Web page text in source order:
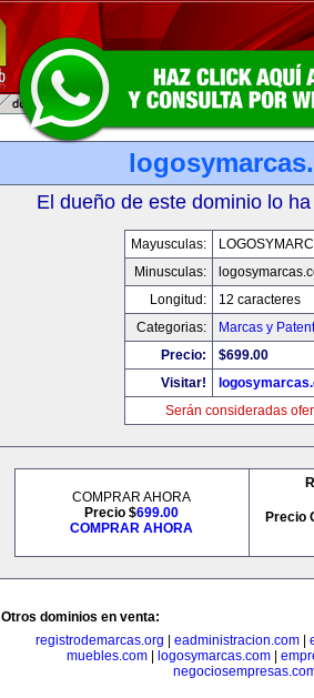
El dueño de este dominio lo
Mayusculas:
Minusculas:
Longitud:
12 caracteres
Categorias:
Marcas y
Precio:
$699.00
Visitar!
Serán consideradas
COMPRAR AHORA
Precio $699.00
COMPRAR AHORA
Precio
Otros dominios en venta:
registrodemarcas.org
eadministracion.com
muebles.com| logosymarcas.com|